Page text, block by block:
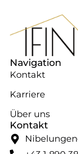
Navigation
Kontakt
Karriere
Über uns
Kontakt